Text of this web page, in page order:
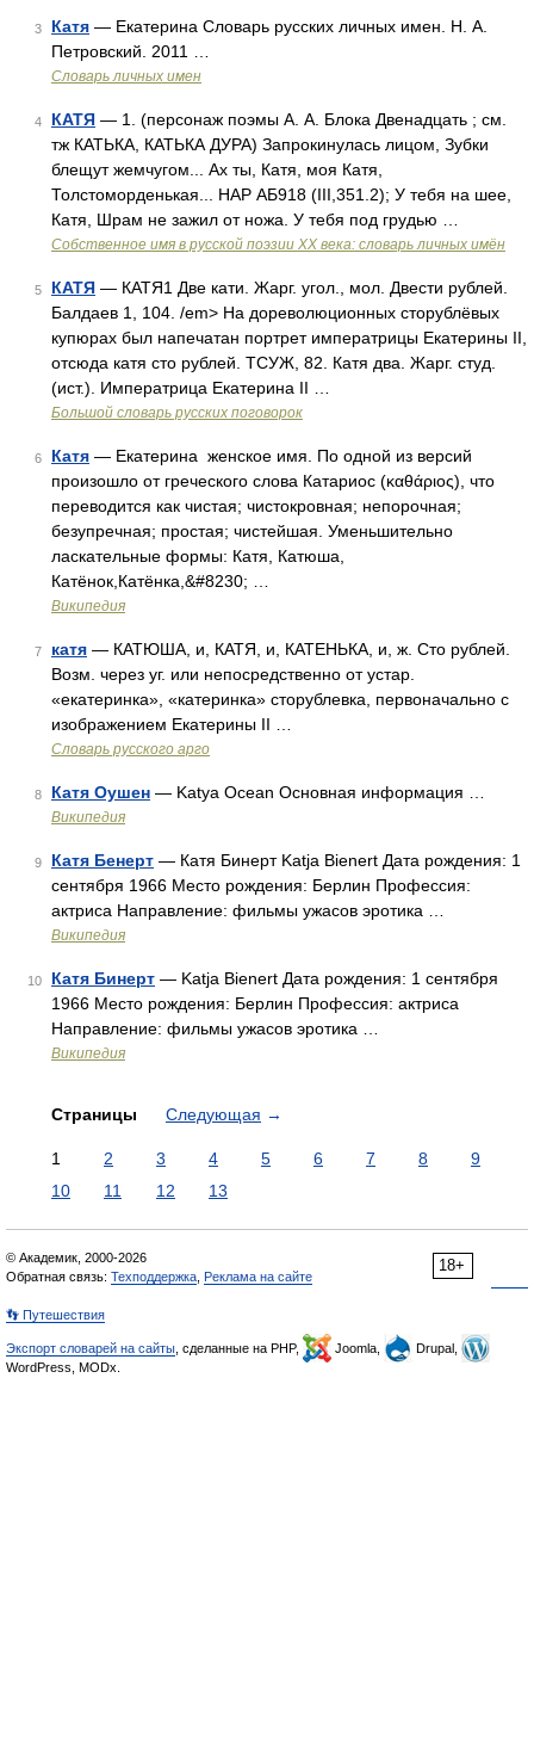
3 Катя — Екатерина Словарь русских личных имен. Н. А.
Петровский. 2011 …
Словарь личных имен
4 КАТЯ — 1. (персонаж поэмы А. А. Блока Двенадцать ; см.
тж КАТЬКА, КАТЬКА ДУРА) Запрокинулась лицом, Зубки
блещут жемчугом... Ах ты, Катя, моя Катя,
Толстоморденькая... НАР АБ918 (III,351.2); У тебя на шее,
Катя, Шрам не зажил от ножа. У тебя под грудью …
Собственное имя в русской поэзии XX века: словарь личных имён
5 КАТЯ — КАТЯ1 Две кати. Жарг. угол., мол. Двести рублей.
Балдаев 1, 104. /em> На дореволюционных сторублёвых
купюрах был напечатан портрет императрицы Екатерины II,
отсюда катя сто рублей. ТСУЖ, 82. Катя два. Жарг. студ.
(ист.). Императрица Екатерина II …
Большой словарь русских поговорок
6 Катя — Екатерина женское имя. По одной из версий
произошло от греческого слова Катариос (καθάριος), что
переводится как чистая; чистокровная; непорочная;
безупречная; простая; чистейшая. Уменьшительно
ласкательные формы: Катя, Катюша,
Катёнок,Катёнка,&#8230; …
Википедия
7 катя — КАТЮША, и, КАТЯ, и, КАТЕНЬКА, и, ж. Сто рублей.
Возм. через уг. или непосредственно от устар.
«екатеринка», «катеринка» сторублевка, первоначально с
изображением Екатерины II …
Словарь русского арго
8 Катя Оушен — Katya Ocean Основная информация …
Википедия
9 Катя Бенерт — Катя Бинерт Katja Bienert Дата рождения: 1
сентября 1966 Место рождения: Берлин Профессия:
актриса Направление: фильмы ужасов эротика …
Википедия
10 Катя Бинерт — Katja Bienert Дата рождения: 1 сентября
1966 Место рождения: Берлин Профессия: актриса
Направление: фильмы ужасов эротика …
Википедия
Страницы Следующая →
1 2 3 4 5 6 7 8
9
10
11 12 13
18+
© Академик, 2000-2026
Обратная связь: Техподдержка Реклама на сайте
👣 Путешествия
Экспорт словарей на сайты , сделанные на PHP, Joomla,
Drupal,
WordPress, MODx.